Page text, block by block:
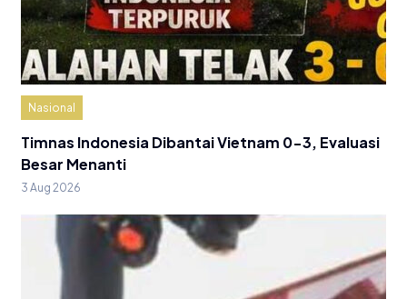
Nasional
Timnas Indonesia Dibantai Vietnam 0-3, Evaluasi
Besar Menanti
3 Aug 2026